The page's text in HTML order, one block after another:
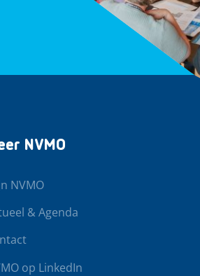
NVMO
NVMO
& Agenda
op LinkedIn